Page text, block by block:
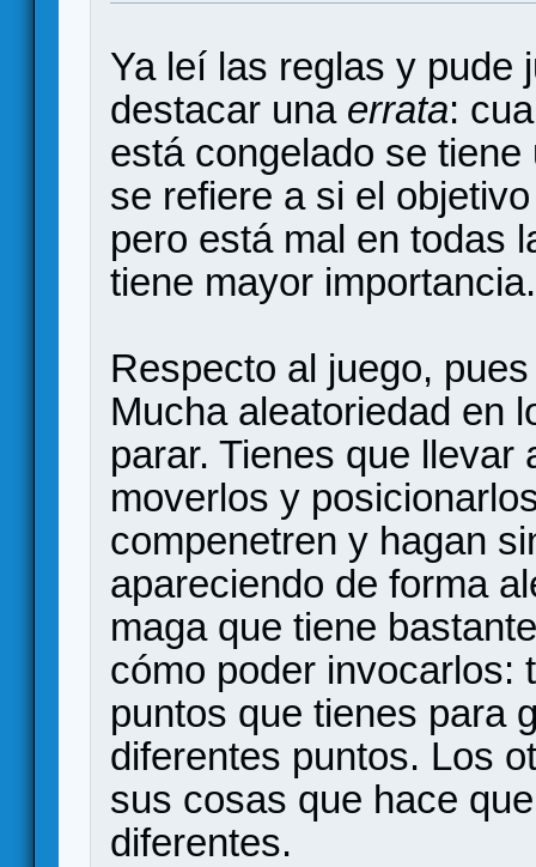
Ya leí las reglas y pude
destacar una errata:
está congelado se
se refiere a si el
pero está mal en todas
tiene mayor importancia.
Respecto al juego,
Mucha aleatoriedad en
parar. Tienes que
moverlos y
compenetren y hagan
apareciendo de forma
maga que tiene
cómo poder invocarlos:
puntos que tienes para
diferentes puntos. Los
sus cosas que hace
diferentes.